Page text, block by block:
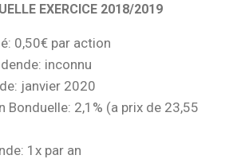
EXERCICE 2018/2019
0,50€ par action
inconnu
janvier 2020
Bonduelle: 2,1% (a prix de 23,55
1x par an